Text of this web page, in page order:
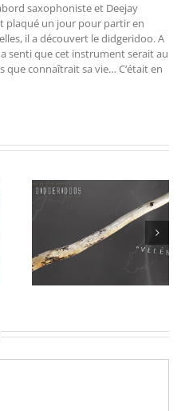
saxophoniste et Deejay
plaqué un jour pour partir en
il a découvert le didgeridoo. A
senti que cet instrument serait au
connaîtrait sa vie… C‘était en
Didgeridoo
« POSEÏDON »